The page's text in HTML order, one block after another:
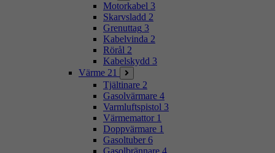
Motorkabel 3
Skarvsladd 2
Grenuttag 3
Kabelvinda 2
Rörål 2
Kabelskydd 3
Värme 21
Tjältinare 2
Gasolvärmare 4
Varmluftspistol 3
Värmemattor 1
Doppvärmare 1
Gasoltuber 6